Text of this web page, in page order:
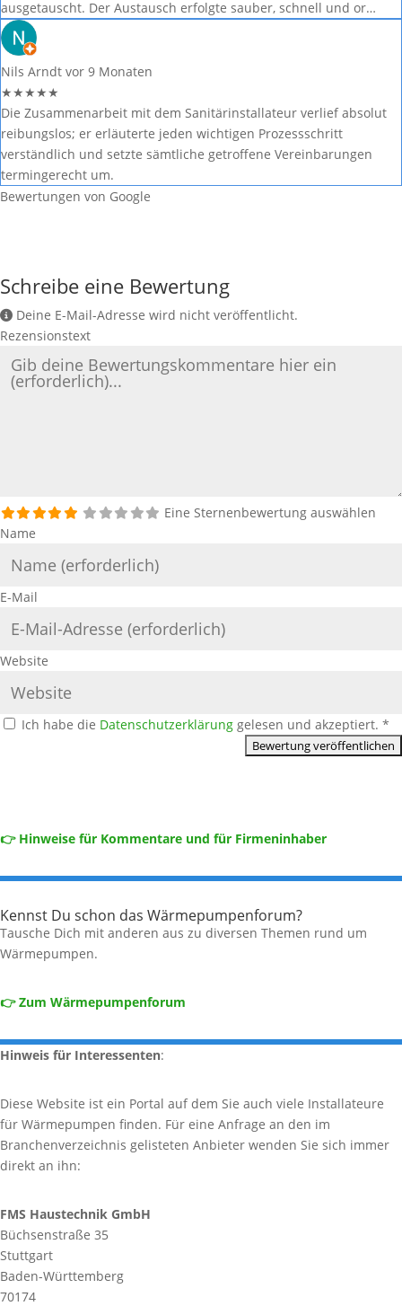
ausgetauscht. Der Austausch erfolgte sauber, schnell und or…
Nils Arndt vor 9 Monaten
★★★★★
Die Zusammenarbeit mit dem Sanitärinstallateur verlief absolut
reibungslos; er erläuterte jeden wichtigen Prozessschritt
verständlich und setzte sämtliche getroffene Vereinbarungen
termingerecht um.
Bewertungen von Google
Schreibe eine Bewertung
Deine E-Mail-Adresse wird nicht veröffentlicht.
Rezensionstext
Eine Sternenbewertung auswählen
Name
E-Mail
Website
Ich habe die Datenschutzerklärung gelesen und akzeptiert. *
👉 Hinweise für Kommentare und für Firmeninhaber
Kennst Du schon das Wärmepumpenforum?
Tausche Dich mit anderen aus zu diversen Themen rund um
Wärmepumpen.
👉 Zum Wärmepumpenforum
Hinweis für Interessenten:
Diese Website ist ein Portal auf dem Sie auch viele Installateure
für Wärmepumpen finden. Für eine Anfrage an den im
Branchenverzeichnis gelisteten Anbieter wenden Sie sich immer
direkt an ihn:
FMS Haustechnik GmbH
Büchsenstraße 35
Stuttgart
Baden-Württemberg
70174